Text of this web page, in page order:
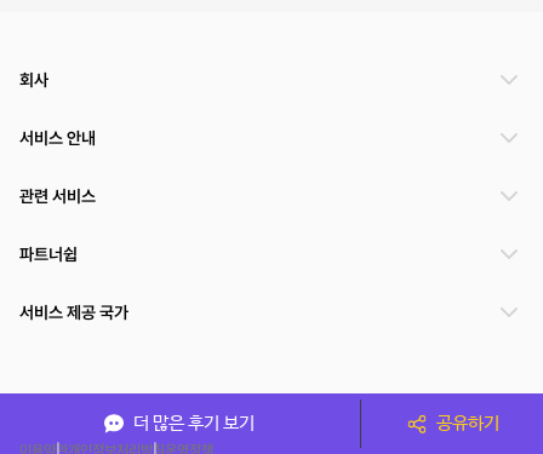
더 많은 후기 보기 공유하기
회사
서비스 안내
관련 서비스
파트너쉽
서비스 제공 국가
이용약관개인정보처리방침운영정책